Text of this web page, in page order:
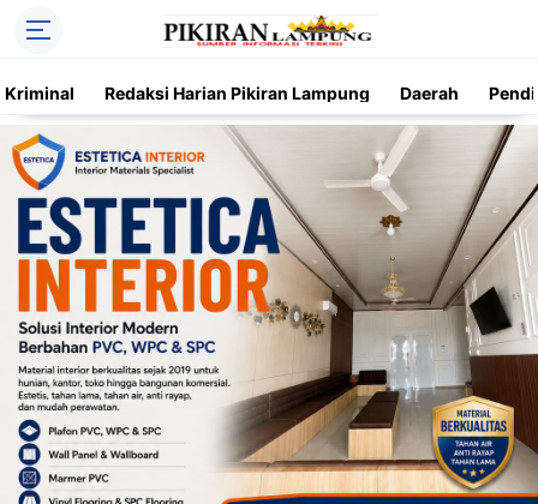
Kriminal Redaksi Harian Pikiran Lampung Daerah
Trending Kriminal Nasional